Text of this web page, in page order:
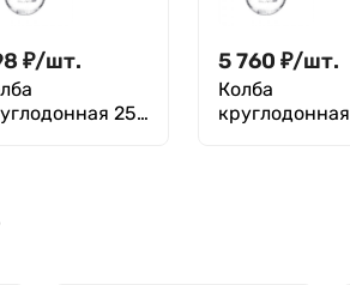
₽/шт.
25
5 760 ₽/шт.
Колба
круглодонная